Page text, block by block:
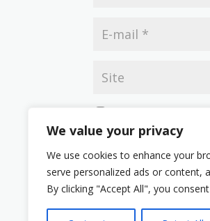
We value your privacy
We use cookies to enhance your
serve personalized ads or content,
By clicking "Accept All", you
Mijn naam, e-mail